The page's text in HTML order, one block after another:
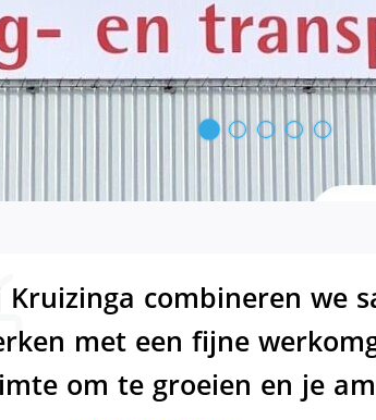
Kruizinga combineren we
met een fijne
om te groeien en je